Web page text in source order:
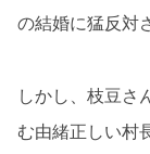
の結婚に猛反対
しかし、枝豆さ
む由緒正しい村